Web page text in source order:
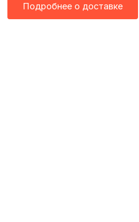
Подробнее о доставке